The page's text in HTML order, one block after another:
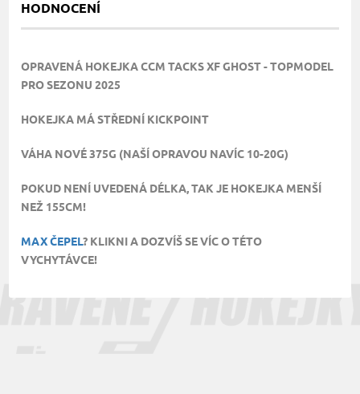
HODNOCENÍ
OPRAVENÁ HOKEJKA CCM TACKS XF GHOST - TOPMODEL
PRO SEZONU 2025
HOKEJKA MÁ STŘEDNÍ KICKPOINT
VÁHA NOVÉ 375G (NAŠÍ OPRAVOU NAVÍC 10-20G)
POKUD NENÍ UVEDENÁ DÉLKA, TAK JE HOKEJKA MENŠÍ
NEŽ 155CM!
MAX ČEPEL? KLIKNI A DOZVÍŠ SE VÍC O TÉTO
VYCHYTÁVCE!